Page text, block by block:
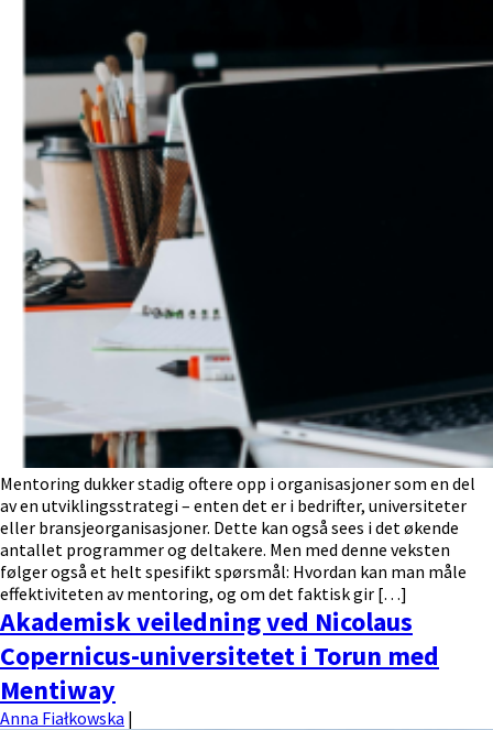
Mentoring dukker stadig oftere opp i organisasjoner som en del
av en utviklingsstrategi – enten det er i bedrifter, universiteter
eller bransjeorganisasjoner. Dette kan også sees i det økende
antallet programmer og deltakere. Men med denne veksten
følger også et helt spesifikt spørsmål: Hvordan kan man måle
effektiviteten av mentoring, og om det faktisk gir […]
Akademisk veiledning ved Nicolaus
Copernicus-universitetet i Torun med
Mentiway
Anna Fiałkowska |